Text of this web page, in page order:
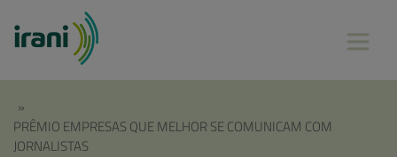
»
PRÊMIO EMPRESAS QUE MELHOR SE COMUNICAM COM
JORNALISTAS